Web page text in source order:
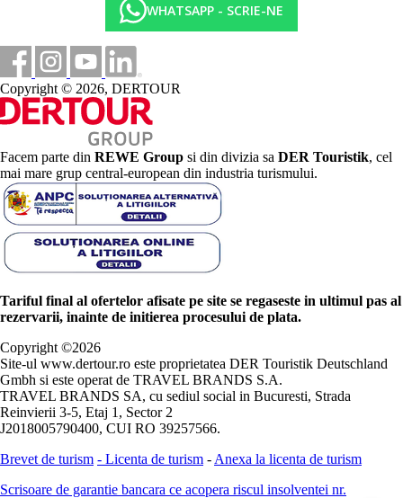
WHATSAPP - SCRIE-NE
Copyright © 2026, DERTOUR
Facem parte din REWE Group si din divizia sa DER Touristik, cel
mai mare grup central-european din industria turismului.
Tariful final al ofertelor afisate pe site se regaseste in ultimul pas al
rezervarii, inainte de initierea procesului de plata.
Copyright ©2026
Site-ul www.dertour.ro este proprietatea DER Touristik Deutschland
Gmbh si este operat de TRAVEL BRANDS S.A.
TRAVEL BRANDS SA, cu sediul social in Bucuresti, Strada
Reinvierii 3-5, Etaj 1, Sector 2
J2018005790400, CUI RO 39257566.
Brevet de turism - Licenta de turism - Anexa la licenta de turism
Scrisoare de garantie bancara ce acopera riscul insolventei nr.